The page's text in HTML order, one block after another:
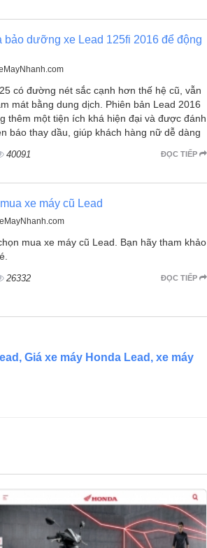
bảo dưỡng xe Lead 125fi 2016 để động
có đường nét sắc cạnh hơn thế hệ cũ, vẫn
mát bằng dung dịch. Phiên bản Lead 2016
thêm một tiện ích khá hiện đại và được đánh
báo thay dầu, giúp khách hàng nữ dễ dàng
ĐỌC TIẾP
40091
xe máy cũ Lead
mua xe máy cũ Lead. Bạn hãy tham khảo
ĐỌC TIẾP
26332
Giá xe máy Honda Lead, xe máy